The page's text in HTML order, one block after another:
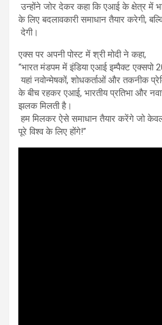
उन्होंने जोर देकर कहा कि एआई के क्षेत्र में
के लिए बदलावकारी समाधान तैयार करेगी,
देगी।
एक्स पर अपनी पोस्ट में श्री मोदी ने कहा,
“भारत मंडपम में इंडिया एआई इम्पैक्ट एक्सपो
यहां नवोन्मेषकों, शोधकर्ताओं और तकनीक
के बीच रहकर एआई, भारतीय प्रतिभा और
झलक मिलती है।
हम मिलकर ऐसे समाधान तैयार करेंगे जो
पूरे विश्व के लिए होंगे!”